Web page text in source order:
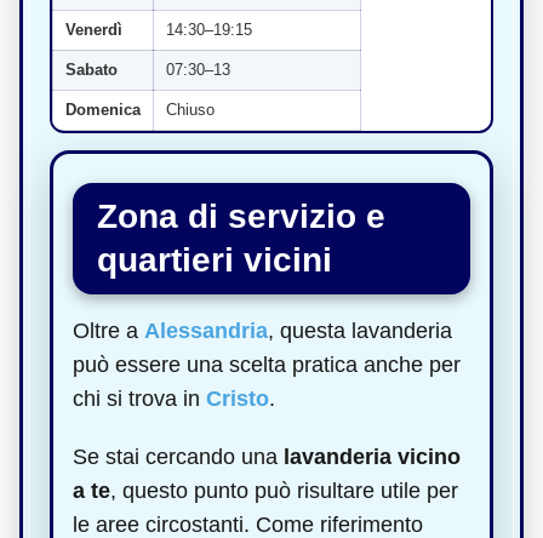
Venerdì 14:30–19:15
Sabato 07:30–13
Domenica Chiuso
Zona di servizio e
quartieri vicini
Oltre a Alessandria, questa lavanderia
può essere una scelta pratica anche per
chi si trova in Cristo.
Se stai cercando una lavanderia vicino
a te, questo punto può risultare utile per
le aree circostanti. Come riferimento